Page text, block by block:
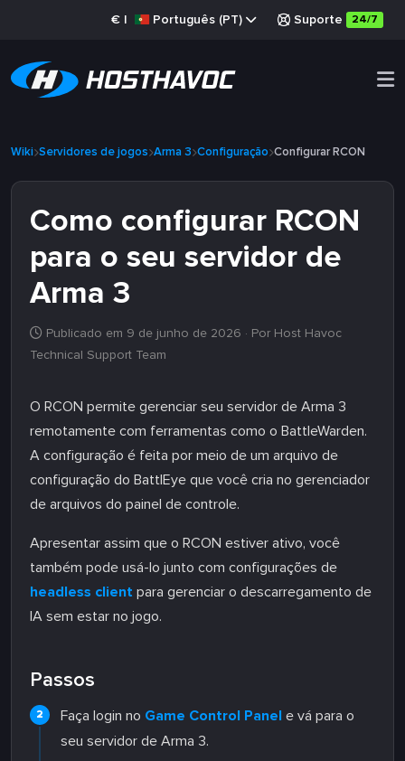
€ | Português (PT) Suporte 24/7
Wiki Servidores de jogos Arma 3 Configuração Configurar RCON
Como configurar RCON
para o seu servidor de
Arma 3
Publicado em 9 de junho de 2026 · Por Host Havoc
Technical Support Team
O RCON permite gerenciar seu servidor de Arma 3
remotamente com ferramentas como o BattleWarden.
A configuração é feita por meio de um arquivo de
configuração do BattlEye que você cria no gerenciador
de arquivos do painel de controle.
Apresentar assim que o RCON estiver ativo, você
também pode usá-lo junto com configurações de
headless client para gerenciar o descarregamento de
IA sem estar no jogo.
Passos
Faça login no Game Control Panel e vá para o
seu servidor de Arma 3.